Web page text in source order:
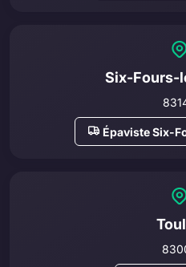
Six-Fours-
Épaviste Six-